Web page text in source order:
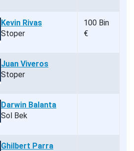
Kevin Rivas
Stoper
100 Bin
€
Juan Viveros
Stoper
Darwin Balanta
Sol Bek
Ghilbert Parra